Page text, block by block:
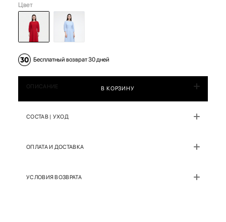
Цвет
Бесплатный возврат 30 дней
В КОРЗИНУ
ОПИСАНИЕ
СОСТАВ | УХОД
ОПЛАТА И ДОСТАВКА
УСЛОВИЯ ВОЗВРАТА